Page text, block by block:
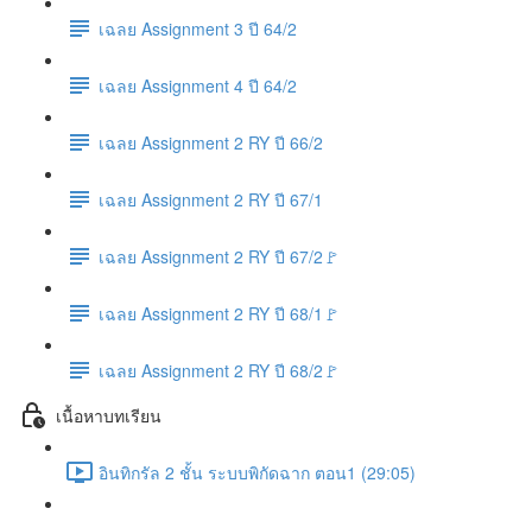
เฉลย Assignment 3 ปี 64/2
เฉลย Assignment 4 ปี 64/2
เฉลย Assignment 2 RY ปี 66/2
เฉลย Assignment 2 RY ปี 67/1
เฉลย Assignment 2 RY ปี 67/2🚩
เฉลย Assignment 2 RY ปี 68/1🚩
เฉลย Assignment 2 RY ปี 68/2🚩
เนื้อหาบทเรียน
อินทิกรัล 2 ชั้น ระบบพิกัดฉาก ตอน1 (29:05)